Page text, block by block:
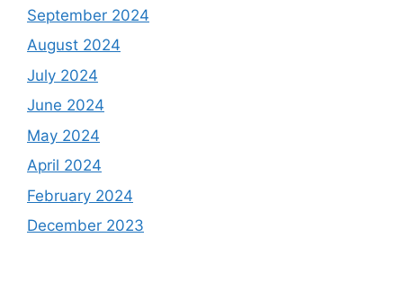
September 2024
August 2024
July 2024
June 2024
May 2024
April 2024
February 2024
December 2023